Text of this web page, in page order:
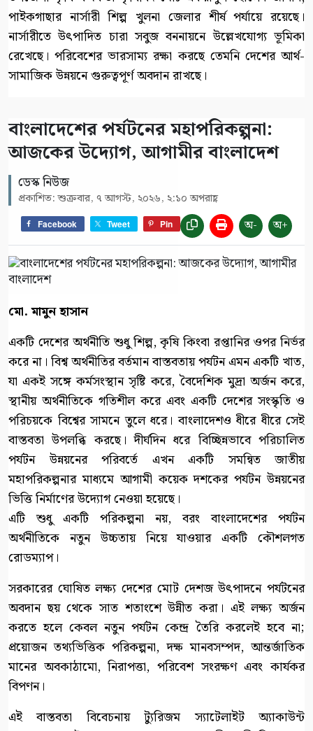
পাইকগাছার নার্সারী শিল্প খুলনা জেলার শীর্ষ পর্যায়ে রয়েছে।
নার্সারীতে উৎপাদিত চারা সবুজ বননায়নে উল্লেখযোগ্য ভূমিকা
রেখেছে। পরিবেশের ভারসাম্য রক্ষা করছে তেমনি দেশের আর্থ-
সামাজিক উন্নয়নে গুরুত্বপূর্ণ অবদান রাখছে।
বাংলাদেশের পর্যটনের মহাপরিকল্পনা:
আজকের উদ্যোগ, আগামীর বাংলাদেশ
ডেস্ক নিউজ
প্রকাশিত: শুক্রবার, ৭ আগস্ট, ২০২৬, ২:১০ অপরাহ্ণ
Facebook Tweet Pin অ- অ+
মো. মামুন হাসান
একটি দেশের অর্থনীতি শুধু শিল্প, কৃষি কিংবা রপ্তানির ওপর নির্ভর
করে না। বিশ্ব অর্থনীতির বর্তমান বাস্তবতায় পর্যটন এমন একটি খাত,
যা একই সঙ্গে কর্মসংস্থান সৃষ্টি করে, বৈদেশিক মুদ্রা অর্জন করে,
স্থানীয় অর্থনীতিকে গতিশীল করে এবং একটি দেশের সংস্কৃতি ও
পরিচয়কে বিশ্বের সামনে তুলে ধরে। বাংলাদেশও ধীরে ধীরে সেই
বাস্তবতা উপলব্ধি করছে। দীর্ঘদিন ধরে বিচ্ছিন্নভাবে পরিচালিত
পর্যটন উন্নয়নের পরিবর্তে এখন একটি সমন্বিত জাতীয়
মহাপরিকল্পনার মাধ্যমে আগামী কয়েক দশকের পর্যটন উন্নয়নের
ভিত্তি নির্মাণের উদ্যোগ নেওয়া হয়েছে।
এটি শুধু একটি পরিকল্পনা নয়, বরং বাংলাদেশের পর্যটন
অর্থনীতিকে নতুন উচ্চতায় নিয়ে যাওয়ার একটি কৌশলগত
রোডম্যাপ।
সরকারের ঘোষিত লক্ষ্য দেশের মোট দেশজ উৎপাদনে পর্যটনের
অবদান ছয় থেকে সাত শতাংশে উন্নীত করা। এই লক্ষ্য অর্জন
করতে হলে কেবল নতুন পর্যটন কেন্দ্র তৈরি করলেই হবে না;
প্রয়োজন তথ্যভিত্তিক পরিকল্পনা, দক্ষ মানবসম্পদ, আন্তর্জাতিক
মানের অবকাঠামো, নিরাপত্তা, পরিবেশ সংরক্ষণ এবং কার্যকর
বিপণন।
এই বাস্তবতা বিবেচনায় ট্যুরিজম স্যাটেলাইট অ্যাকাউন্ট